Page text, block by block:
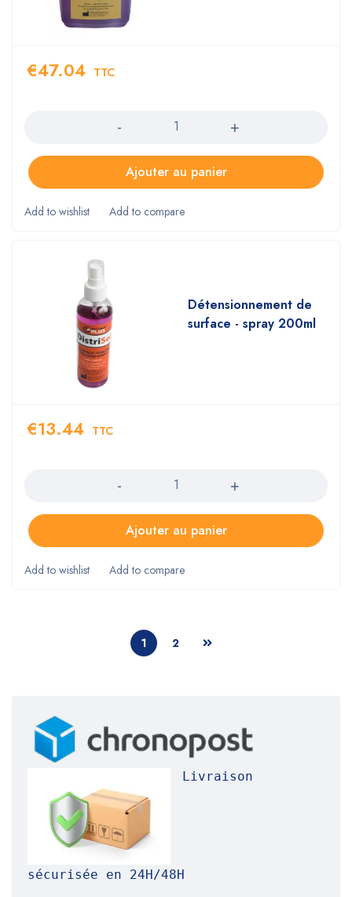
€47.04 TTC
Ajouter au panier
Détensionnement de
surface - spray 200ml
€13.44 TTC
Ajouter au panier
1 2
Livraison
sécurisée en 24H/48H